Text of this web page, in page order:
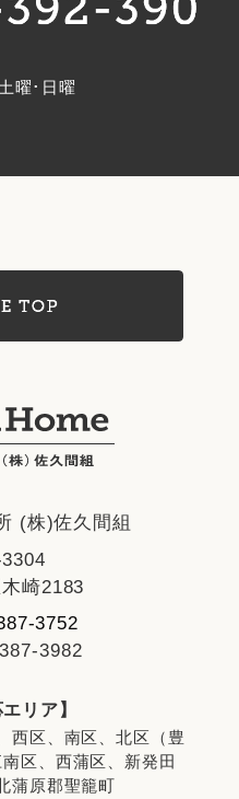
土曜･日曜
(株)佐久間組
崎2183
3752
3982
リア】
西区、南区、北区（豊
区、西蒲区、新発田
蒲原郡聖籠町